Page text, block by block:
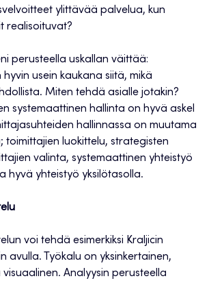
ylittävää palvelua, kun
realisoituvat?
perusteella uskallan väittää:
usein kaukana siitä, mikä
Miten tehdä asialle jotakin?
systemaattinen hallinta on hyvä askel
hallinnassa on muutama
toimittajien luokittelu, strategisten
valinta, systemaattinen yhteistyö
hyvä yhteistyö yksilötasolla.
voi tehdä esimerkiksi Kraljicin
avulla. Työkalu on yksinkertainen,
Analyysin perusteella